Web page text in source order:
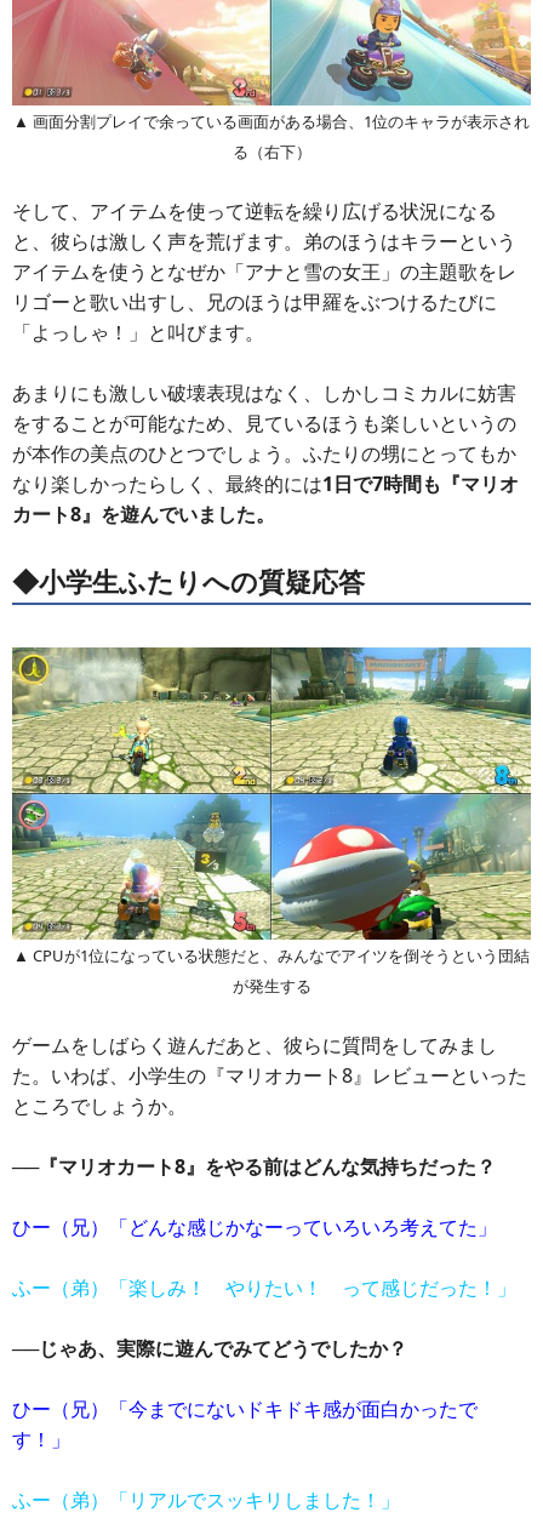
▲ 画面分割プレイで余っている画面がある場合、1位のキャラが表示され
る（右下）
そして、アイテムを使って逆転を繰り広げる状況になる
と、彼らは激しく声を荒げます。弟のほうはキラーという
アイテムを使うとなぜか「アナと雪の女王」の主題歌をレ
リゴーと歌い出すし、兄のほうは甲羅をぶつけるたびに
「よっしゃ！」と叫びます。
あまりにも激しい破壊表現はなく、しかしコミカルに妨害
をすることが可能なため、見ているほうも楽しいというの
が本作の美点のひとつでしょう。ふたりの甥にとってもか
なり楽しかったらしく、最終的には1日で7時間も『マリオ
カート8』を遊んでいました。
◆小学生ふたりへの質疑応答
▲ CPUが1位になっている状態だと、みんなでアイツを倒そうという団結
が発生する
ゲームをしばらく遊んだあと、彼らに質問をしてみまし
た。いわば、小学生の『マリオカート8』レビューといった
ところでしょうか。
──『マリオカート8』をやる前はどんな気持ちだった？
ひー（兄）「どんな感じかなーっていろいろ考えてた」
ふー（弟）「楽しみ！ やりたい！ って感じだった！」
──じゃあ、実際に遊んでみてどうでしたか？
ひー（兄）「今までにないドキドキ感が面白かったで
す！」
ふー（弟）「リアルでスッキリしました！」